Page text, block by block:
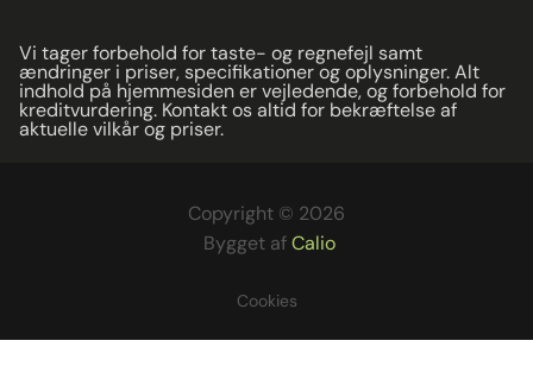
Vi tager forbehold for taste- og regnefejl samt
ændringer i priser, specifikationer og oplysninger. Alt
indhold på hjemmesiden er vejledende, og forbehold for
kreditvurdering. Kontakt os altid for bekræftelse af
aktuelle vilkår og priser.
Copyright © 2026
Bygget afCalio
Cookies